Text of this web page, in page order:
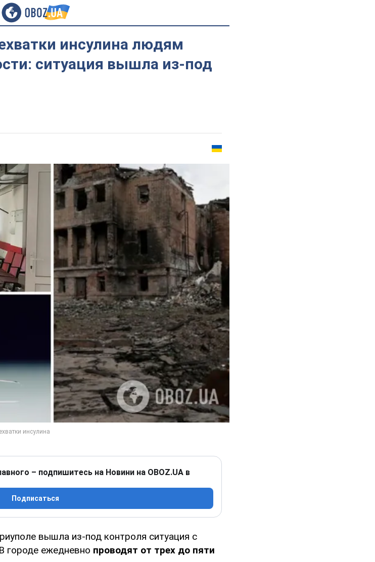
инсулина людям
ситуация вышла из-под
– подпишитесь на Новини на OBOZ.UA в
Подписаться
вышла из-под контроля ситуация с
городе ежедневно проводят от трех до пяти